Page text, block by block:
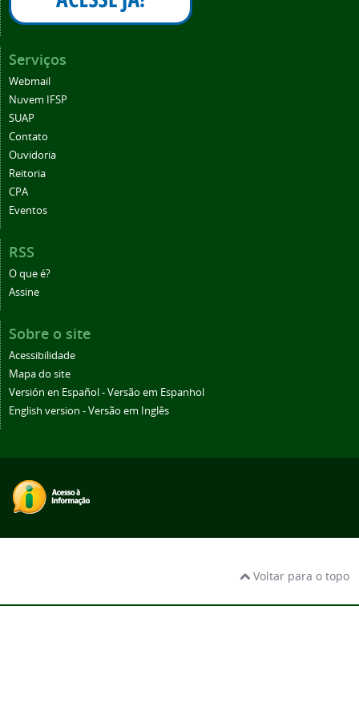
Serviços
Webmail
Nuvem IFSP
SUAP
Contato
Ouvidoria
Reitoria
CPA
Eventos
RSS
O que é?
Assine
Sobre o site
Acessibilidade
Mapa do site
Versión en Español - Versão em Espanhol
English version - Versão em Inglês
Voltar para o topo